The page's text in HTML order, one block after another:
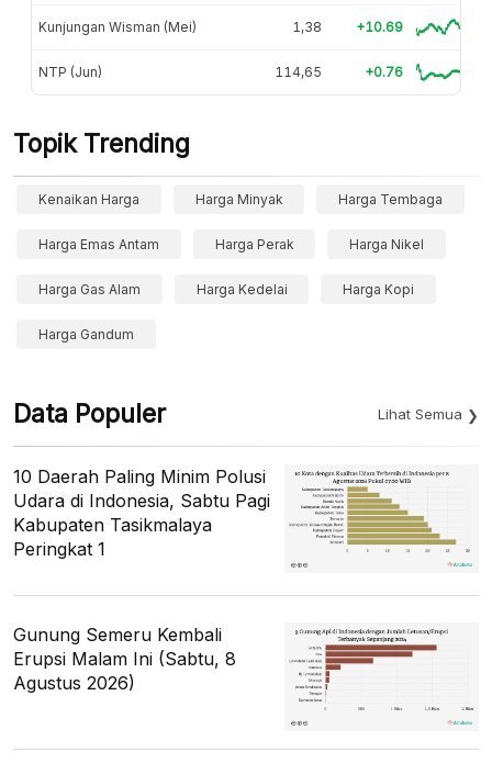
Kunjungan Wisman (Mei) 1,38 +10.69
NTP (Jun) 114,65 +0.76
Topik Trending
Kenaikan Harga Harga Minyak Harga Tembaga
Harga Emas Antam Harga Perak Harga Nikel
Harga Gas Alam Harga Kedelai Harga Kopi
Harga Gandum
Data Populer Lihat Semua
10 Daerah Paling Minim Polusi
Udara di Indonesia, Sabtu Pagi
Kabupaten Tasikmalaya
Peringkat 1
Gunung Semeru Kembali
Erupsi Malam Ini (Sabtu, 8
Agustus 2026)